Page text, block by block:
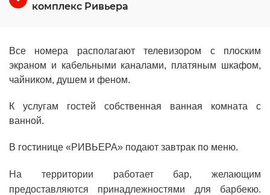
комплекс Ривьера
Все номера располагают телевизором с плоским
экраном и кабельными каналами, платяным шкафом,
чайником, душем и феном.
К услугам гостей собственная ванная комната с
ванной.
В гостинице «РИВЬЕРА» подают завтрак по меню.
На территории работает бар, желающим
предоставляются принадлежностями для барбекю.